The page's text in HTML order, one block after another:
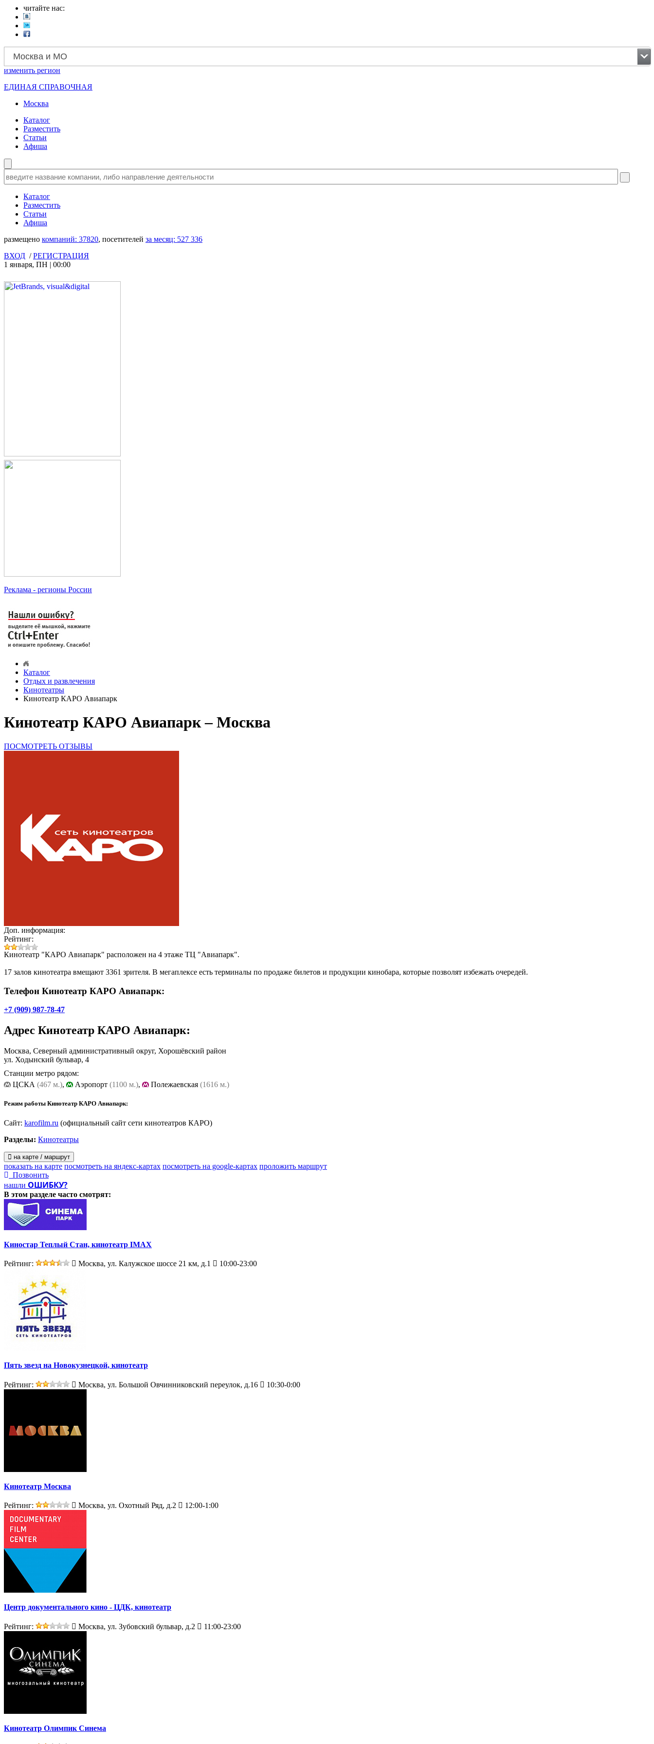
читайте нас:
Москва и МО
изменить регион
ЕДИНАЯ СПРАВОЧНАЯ
Москва
Каталог
Разместить
Статьи
Афиша
Каталог
Разместить
Статьи
Афиша
размещено компаний: 37820, посетителей за месяц: 527 336
ВХОД /РЕГИСТРАЦИЯ
1 января, ПН | 00:00
Реклама - регионы России
Каталог
Отдых и развлечения
Кинотеатры
Кинотеатр КАРО Авиапарк
Кинотеатр КАРО Авиапарк – Москва
ПОСМОТРЕТЬ ОТЗЫВЫ
Доп. информация:
Рейтинг:
Кинотеатр "КАРО Авиапарк" расположен на 4 этаже ТЦ "Авиапарк".
17 залов кинотеатра вмещают 3361 зрителя. В мегаплексе есть терминалы по продаже билетов и продукции кинобара, которые позволят избежать очередей.
Телефон Кинотеатр КАРО Авиапарк:
+7 (909) 987-78-47
Адрес Кинотеатр КАРО Авиапарк:
Москва, Северный административный округ, Хорошёвский район
ул. Ходынский бульвар, 4
Станции метро рядом:
ЦСКА (467 м.), Аэропорт (1100 м.), Полежаевская (1616 м.)
Режим работы Кинотеатр КАРО Авиапарк:
Сайт: karofilm.ru (официальный сайт сети кинотеатров КАРО)
Разделы: Кинотеатры
на карте / маршрут
показать на карте посмотреть на яндекс-картах посмотреть на google-картах проложить маршрут
Позвонить
нашли ОШИБКУ?
В этом разделе часто смотрят:
Киностар Теплый Стан, кинотеатр IMAX
Рейтинг: Москва, ул. Калужское шоссе 21 км, д.1 10:00-23:00
Пять звезд на Новокузнецкой, кинотеатр
Рейтинг: Москва, ул. Большой Овчинниковский переулок, д.16 10:30-0:00
Кинотеатр Москва
Рейтинг: Москва, ул. Охотный Ряд, д.2 12:00-1:00
Центр документального кино - ЦДК, кинотеатр
Рейтинг: Москва, ул. Зубовский бульвар, д.2 11:00-23:00
Кинотеатр Олимпик Синема